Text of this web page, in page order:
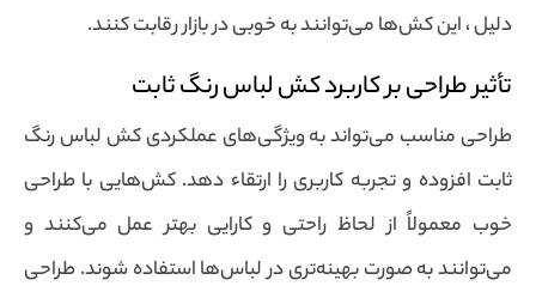
دلیل ، این کش‌ها می‌توانند به خوبی در بازار رقابت کنند.
تأثیر طراحی بر کاربرد کش لباس رنگ ثابت
طراحی مناسب می‌تواند به ویژگی‌های عملکردی کش لباس رنگ
ثابت افزوده و تجربه کاربری را ارتقاء دهد. کش‌هایی با طراحی
خوب معمولاً از لحاظ راحتی و کارایی بهتر عمل می‌کنند و
می‌توانند به صورت بهینه‌تری در لباس‌ها استفاده شوند. طراحی